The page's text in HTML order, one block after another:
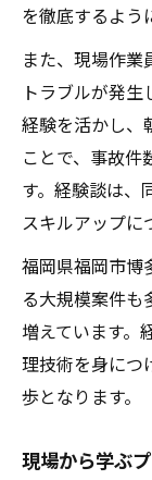
を徹底するよう
また、現場作
トラブルが発
経験を活かし、
ことで、事故件
す。経験談は、
スキルアップに
福岡県福岡市博
る大規模案件も
増えています。
理技術を身につ
歩となります。
現場から学ぶ